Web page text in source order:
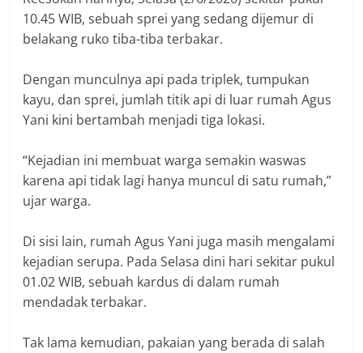
10.45 WIB, sebuah sprei yang sedang dijemur di
belakang ruko tiba-tiba terbakar.
Dengan munculnya api pada triplek, tumpukan
kayu, dan sprei, jumlah titik api di luar rumah Agus
Yani kini bertambah menjadi tiga lokasi.
“Kejadian ini membuat warga semakin waswas
karena api tidak lagi hanya muncul di satu rumah,”
ujar warga.
Di sisi lain, rumah Agus Yani juga masih mengalami
kejadian serupa. Pada Selasa dini hari sekitar pukul
01.02 WIB, sebuah kardus di dalam rumah
mendadak terbakar.
Tak lama kemudian, pakaian yang berada di salah